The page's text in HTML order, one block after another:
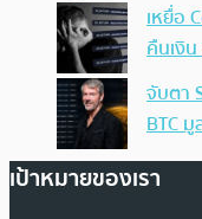
เหยื่อ
คืนเงิ
จับตา
BTC
เป้าหมายของเรา